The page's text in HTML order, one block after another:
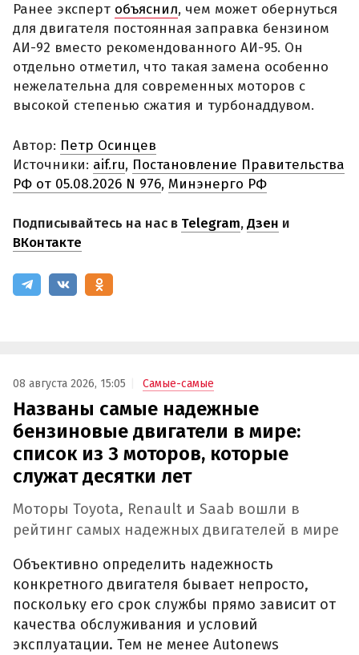
Ранее эксперт объяснил, чем может обернуться
для двигателя постоянная заправка бензином
АИ-92 вместо рекомендованного АИ-95. Он
отдельно отметил, что такая замена особенно
нежелательна для современных моторов с
высокой степенью сжатия и турбонаддувом.
Автор: Петр Осинцев
Источники: aif.ru, Постановление Правительства
РФ от 05.08.2026 N 976, Минэнерго РФ
Подписывайтесь на нас в Telegram,Дзен и
ВКонтакте
08 августа 2026, 15:05 Самые-самые
Названы самые надежные
бензиновые двигатели в мире:
список из 3 моторов, которые
служат десятки лет
Моторы Toyota, Renault и Saab вошли в
рейтинг самых надежных двигателей в мире
Объективно определить надежность
конкретного двигателя бывает непросто,
поскольку его срок службы прямо зависит от
качества обслуживания и условий
эксплуатации. Тем не менее Autonews